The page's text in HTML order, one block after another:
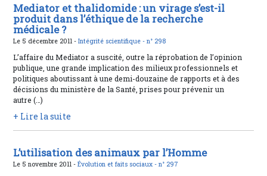
Mediator et thalidomide : un virage s’est-il
produit dans l’éthique de la recherche
médicale ?
Le 5 décembre 2011 -Intégrité scientifique -n° 298
L’affaire du Mediator a suscité, outre la réprobation de l’opinion
publique, une grande implication des milieux professionnels et
politiques aboutissant à une demi-douzaine de rapports et à des
décisions du ministère de la Santé, prises pour prévenir un
autre (…)
+ Lire la suite
L’utilisation des animaux par l’Homme
Le 5 novembre 2011 -Évolution et faits sociaux -n° 297